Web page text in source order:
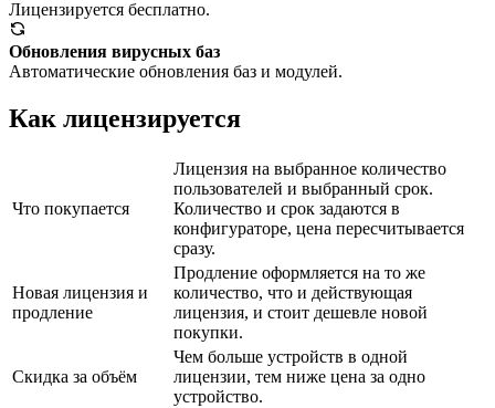
Лицензируется бесплатно.
Обновления вирусных баз
Автоматические обновления баз и модулей.
Как лицензируется
Что покупается
Лицензия на выбранное количество
пользователей и выбранный срок.
Количество и срок задаются в
конфигураторе, цена пересчитывается
сразу.
Новая лицензия и
продление
Продление оформляется на то же
количество, что и действующая
лицензия, и стоит дешевле новой
покупки.
Скидка за объём
Чем больше устройств в одной
лицензии, тем ниже цена за одно
устройство.